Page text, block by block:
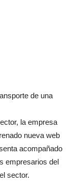
de una
la empresa
nueva web
acompañado
empresarios del
sector.